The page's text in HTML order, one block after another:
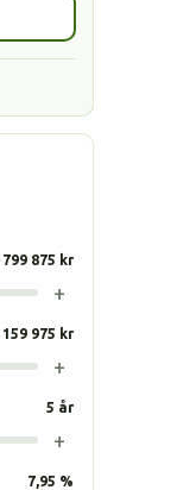
799 875 kr
+
159 975 kr
+
5 år
+
7,95 %